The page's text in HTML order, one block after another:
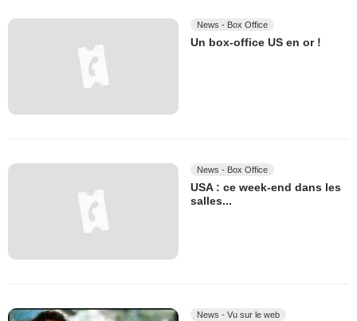
News - Box Office
Un box-office US en or !
News - Box Office
USA : ce week-end dans les
salles...
News - Vu sur le web